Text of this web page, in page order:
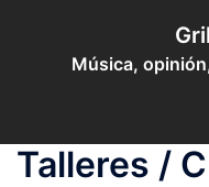
contenidoMúsica,
Talleres /